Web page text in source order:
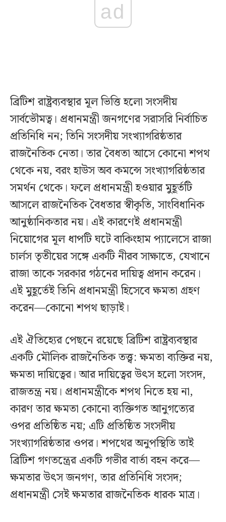
ad
ব্রিটিশ রাষ্ট্রব্যবস্থার মূল ভিত্তি হলো সংসদীয়
সার্বভৌমত্ব। প্রধানমন্ত্রী জনগণের সরাসরি নির্বাচিত
প্রতিনিধি নন; তিনি সংসদীয় সংখ্যাগরিষ্ঠতার
রাজনৈতিক নেতা। তার বৈধতা আসে কোনো শপথ
থেকে নয়, বরং হাউস অব কমন্সে সংখ্যাগরিষ্ঠতার
সমর্থন থেকে। ফলে প্রধানমন্ত্রী হওয়ার মুহূর্তটি
আসলে রাজনৈতিক বৈধতার স্বীকৃতি, সাংবিধানিক
আনুষ্ঠানিকতার নয়। এই কারণেই প্রধানমন্ত্রী
নিয়োগের মূল ধাপটি ঘটে বাকিংহাম প্যালেসে রাজা
চার্লস তৃতীয়ের সঙ্গে একটি নীরব সাক্ষাতে, যেখানে
রাজা তাকে সরকার গঠনের দায়িত্ব প্রদান করেন।
এই মুহূর্তেই তিনি প্রধানমন্ত্রী হিসেবে ক্ষমতা গ্রহণ
করেন—কোনো শপথ ছাড়াই।
এই ঐতিহ্যের পেছনে রয়েছে ব্রিটিশ রাষ্ট্রব্যবস্থার
একটি মৌলিক রাজনৈতিক তত্ত্ব: ক্ষমতা ব্যক্তির নয়,
ক্ষমতা দায়িত্বের। আর দায়িত্বের উৎস হলো সংসদ,
রাজতন্ত্র নয়। প্রধানমন্ত্রীকে শপথ নিতে হয় না,
কারণ তার ক্ষমতা কোনো ব্যক্তিগত আনুগত্যের
ওপর প্রতিষ্ঠিত নয়; এটি প্রতিষ্ঠিত সংসদীয়
সংখ্যাগরিষ্ঠতার ওপর। শপথের অনুপস্থিতি তাই
ব্রিটিশ গণতন্ত্রের একটি গভীর বার্তা বহন করে—
ক্ষমতার উৎস জনগণ, তার প্রতিনিধি সংসদ;
প্রধানমন্ত্রী সেই ক্ষমতার রাজনৈতিক ধারক মাত্র।